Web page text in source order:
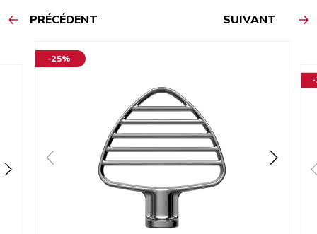
PRÉCÉDENT SUIVANT
-25%
-